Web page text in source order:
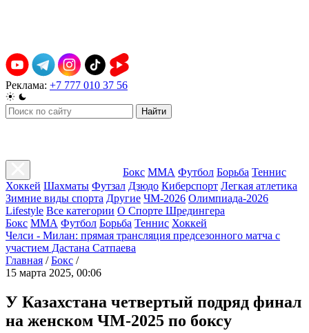
Реклама: +7 777 010 37 56
Найти
Бокс ММА Футбол Борьба Теннис
Хоккей Шахматы Футзал Дзюдо Киберспорт Легкая атлетика
Зимние виды спорта Другие ЧМ-2026 Олимпиада-2026
Lifestyle Все категории О Спорте Шредингера
Бокс ММА Футбол Борьба Теннис Хоккей
Челси - Милан: прямая трансляция предсезонного матча с
участием Дастана Сатпаева
Главная / Бокс /
15 марта 2025, 00:06
У Казахстана четвертый подряд финал
на женском ЧМ-2025 по боксу